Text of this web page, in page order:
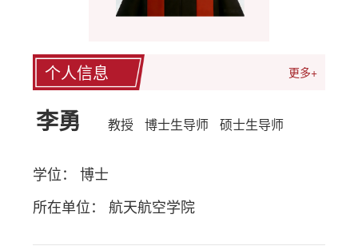
个人信息 更多+
李勇 教授 博士生导师 硕士生导师
学位： 博士
所在单位： 航天航空学院